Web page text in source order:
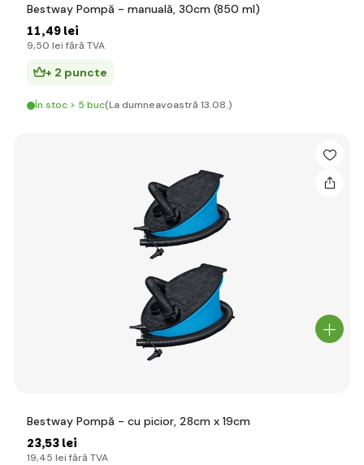
Bestway Pompă - manuală, 30cm (850 ml)
11,49 lei
9,50 lei fără TVA
+ 2 puncte
În stoc > 5 buc(La dumneavoastră 13.08.)
Bestway Pompă - cu picior, 28cm x 19cm
23,53 lei
19,45 lei fără TVA